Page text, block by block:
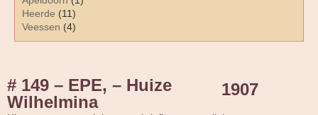
Heerde (11)
Veessen (4)
# 149 – EPE, – Huize
Wilhelmina
1907